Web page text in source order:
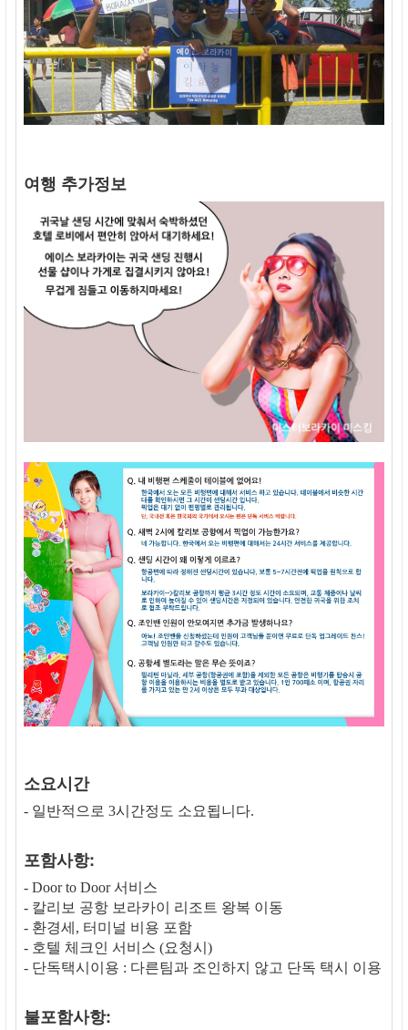
여행 추가정보
소요시간
- 일반적으로 3시간정도 소요됩니다.
포함사항:
- Door to Door 서비스
- 칼리보 공항 보라카이 리조트 왕복 이동
- 환경세, 터미널 비용 포함
- 호텔 체크인 서비스 (요청시)
- 단독택시이용 : 다른팀과 조인하지 않고 단독 택시 이용
불포함사항: